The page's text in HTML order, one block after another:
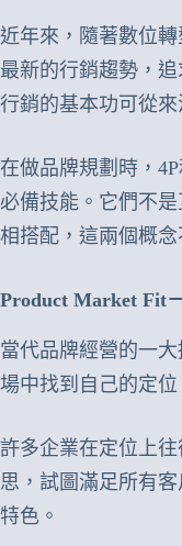
近年來，隨著數位
最新的行銷趨勢，
行銷的基本功可從來
在做品牌規劃時，
必備技能。它們不
相搭配，這兩個概念
Product Market Fit
當代品牌經營的一
場中找到自己的定位
許多企業在定位上
思，試圖滿足所有
特色。